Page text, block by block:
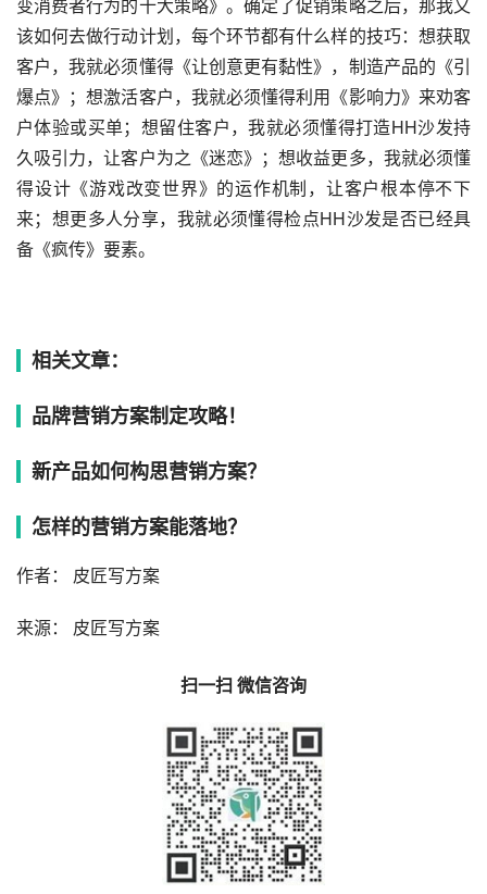
该如何去做行动计划，每个环节都有什么样的技巧：想获取
客户，我就必须懂得《让创意更有黏性》，制造产品的《引
爆点》；想激活客户，我就必须懂得利用《影响力》来劝客
户体验或买单；想留住客户，我就必须懂得打造HH沙发持
久吸引力，让客户为之《迷恋》；想收益更多，我就必须懂
得设计《游戏改变世界》的运作机制，让客户根本停不下
来；想更多人分享，我就必须懂得检点HH沙发是否已经具
备《疯传》要素。
相关文章：
品牌营销方案制定攻略！
新产品如何构思营销方案？
怎样的营销方案能落地？
作者： 皮匠写方案
来源： 皮匠写方案
扫一扫 微信咨询